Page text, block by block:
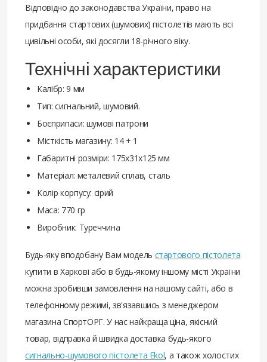
Відповідно до законодавства України, право на
придбання стартових (шумових) пістолетів мають всі
цивільні особи, які досягли 18-річного віку.
Технічні характеристики
Калібр: 9 мм
Тип: сигнальний, шумовий.
Боєприпаси: шумові патрони
Місткість магазину: 14 + 1
Габаритні розміри: 175х31х125 мм
Матеріал: металевий сплав, сталь
Колір корпусу: сірий
Маса: 770 гр
Виробник: Туреччина
Будь-яку вподобану Вам модель стартового пістолета
купити в Харкові або в будь-якому іншому місті України
можна зробивши замовлення на нашому сайті, або в
телефонному режимі, зв'язавшись з менеджером
магазина СпортОРГ. У нас найкраща ціна, якісний
товар, відправка й швидка доставка будь-якого
сигнально-шумового пістолета Ekol, а також холостих